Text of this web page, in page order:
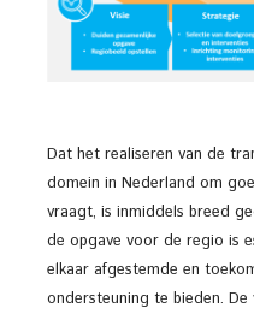
Dat het realiseren van de
domein in Nederland om
vraagt, is inmiddels breed
de opgave voor de regio is
elkaar afgestemde en
ondersteuning te bieden.